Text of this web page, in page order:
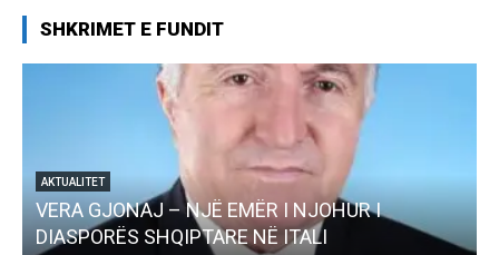
SHKRIMET E FUNDIT
NJË EMËR I NJOHUR I
NË ITALI
AKTUALITET
Pregaditi Gjin